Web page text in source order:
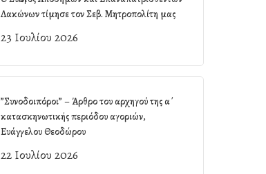
Λακώνων τίμησε τον Σεβ. Μητροπολίτη μας
23 Ιουλίου 2026
”Συνοδοιπόροι” – Άρθρο του αρχηγού της α΄
κατασκηνωτικής περιόδου αγοριών,
Ευάγγελου Θεοδώρου
22 Ιουλίου 2026